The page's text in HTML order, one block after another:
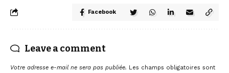
Facebook
Leave a comment
Votre adresse e-mail ne sera pas publiée. Les champs obligatoires sont